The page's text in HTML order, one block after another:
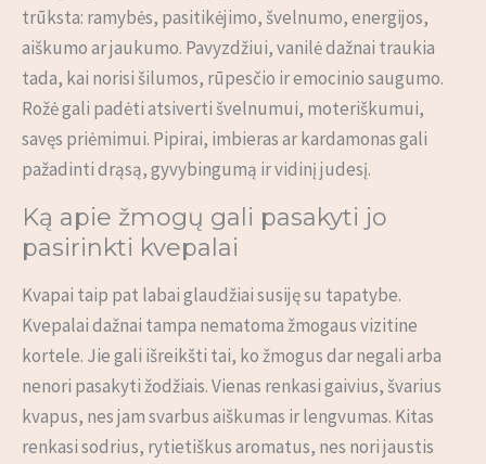
trūksta: ramybės, pasitikėjimo, švelnumo, energijos,
aiškumo ar jaukumo. Pavyzdžiui, vanilė dažnai traukia
tada, kai norisi šilumos, rūpesčio ir emocinio saugumo.
Rožė gali padėti atsiverti švelnumui, moteriškumui,
savęs priėmimui. Pipirai, imbieras ar kardamonas gali
pažadinti drąsą, gyvybingumą ir vidinį judesį.
Ką apie žmogų gali pasakyti jo
pasirinkti kvepalai
Kvapai taip pat labai glaudžiai susiję su tapatybe.
Kvepalai dažnai tampa nematoma žmogaus vizitine
kortele. Jie gali išreikšti tai, ko žmogus dar negali arba
nenori pasakyti žodžiais. Vienas renkasi gaivius, švarius
kvapus, nes jam svarbus aiškumas ir lengvumas. Kitas
renkasi sodrius, rytietiškus aromatus, nes nori jaustis